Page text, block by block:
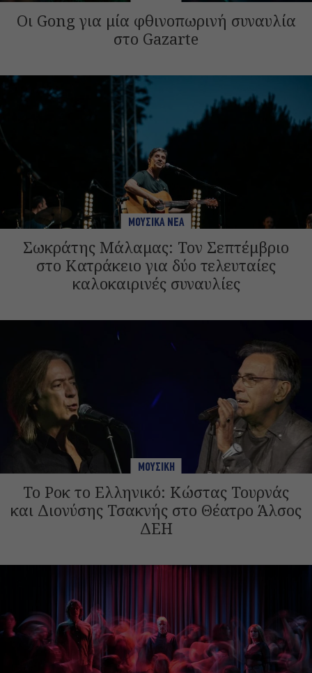
Οι Gong για μία φθινοπωρινή συναυλία
στο Gazarte
ΜΟΥΣΙΚΑ ΝΕΑ
Σωκράτης Μάλαμας: Τον Σεπτέμβριο
στο Κατράκειο για δύο τελευταίες
καλοκαιρινές συναυλίες
ΜΟΥΣΙΚΗ
Το Ροκ το Ελληνικό: Κώστας Τουρνάς
και Διονύσης Τσακνής στο Θέατρο Άλσος
ΔΕΗ